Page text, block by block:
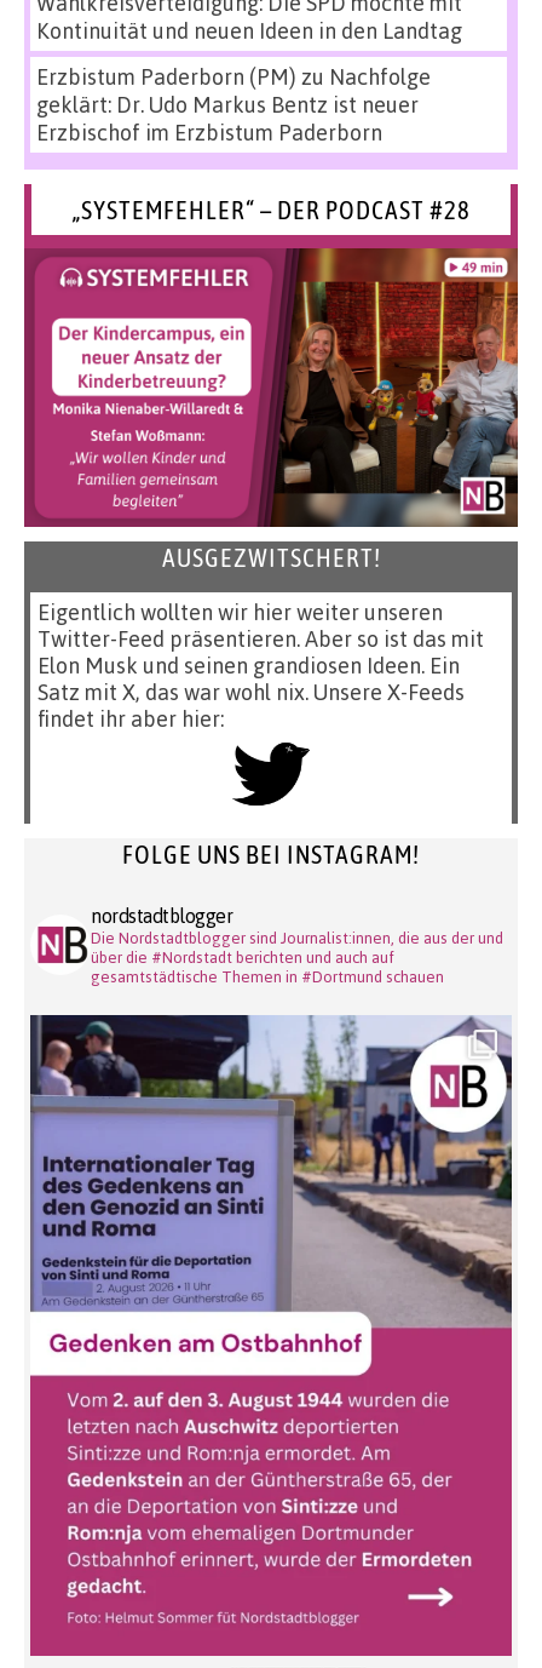
Kontinuität und neuen Ideen in den Landtag
Erzbistum Paderborn (PM) zu Nachfolge
geklärt: Dr. Udo Markus Bentz ist neuer
Erzbischof im Erzbistum Paderborn
„SYSTEMFEHLER“ – DER PODCAST #28
AUSGEZWITSCHERT!
Eigentlich wollten wir hier weiter unseren
Twitter-Feed präsentieren. Aber so ist das mit
Elon Musk und seinen grandiosen Ideen. Ein
Satz mit X, das war wohl nix. Unsere X-Feeds
findet ihr aber hier:
FOLGE UNS BEI INSTAGRAM!
nordstadtblogger
Die Nordstadtblogger sind Journalist:innen, die aus der und
über die #Nordstadt berichten und auch auf
gesamtstädtische Themen in #Dortmund schauen